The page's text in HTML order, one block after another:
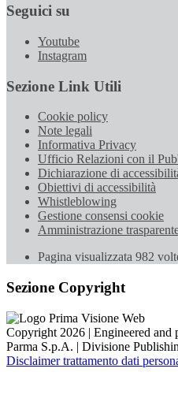
Seguici su
Youtube
Instagram
Sezione Link Utili
Cookie policy
Note legali
Informativa Privacy
Ufficio Relazioni con il
Dichiarazione di
Obiettivi di accessibilità
Whistleblowing
Gestione consensi cookie
Amministrazione
Pagina visualizzata 982
Sezione Copyright
Copyright 2026 | Engineered and
Parma S.p.A. | Divisione
Disclaimer trattamento dati